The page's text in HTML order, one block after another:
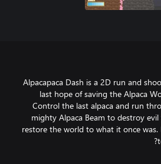
Alpacapaca Dash is a 2D run and
last hope of saving the Alpaca
Control the last alpaca and run
mighty Alpaca Beam to destroy
restore the world to what it once